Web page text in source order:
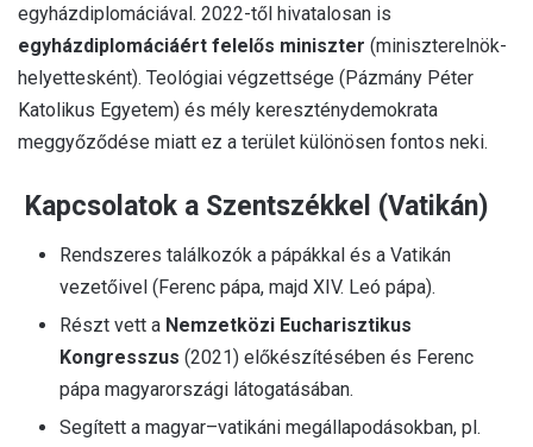
egyházdiplomáciával. 2022-től hivatalosan is
egyházdiplomáciáért felelős miniszter (miniszterelnök-
helyettesként). Teológiai végzettsége (Pázmány Péter
Katolikus Egyetem) és mély kereszténydemokrata
meggyőződése miatt ez a terület különösen fontos neki.
Kapcsolatok a Szentszékkel (Vatikán)
Rendszeres találkozók a pápákkal és a Vatikán
vezetőivel (Ferenc pápa, majd XIV. Leó pápa).
Részt vett a Nemzetközi Eucharisztikus
Kongresszus (2021) előkészítésében és Ferenc
pápa magyarországi látogatásában.
Segített a magyar–vatikáni megállapodásokban, pl.